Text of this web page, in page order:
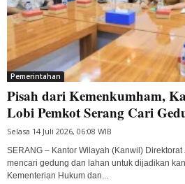
Pemerintahan
Pisah dari Kemenkumham,
Lobi Pemkot Serang Cari
Selasa 14 Juli 2026, 06:08 WIB
SERANG – Kantor Wilayah (Kanwil)
mencari gedung dan lahan untuk dijadikan
Kementerian Hukum dan...